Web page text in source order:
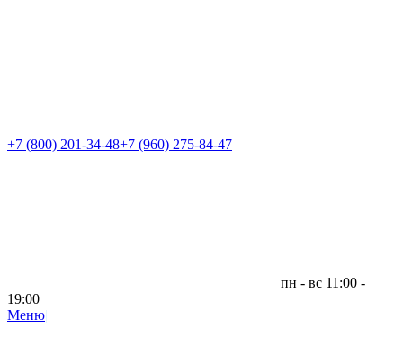
+7 (800) 201-34-48+7 (960) 275-84-47
пн - вс 11:00 -
19:00
Меню|